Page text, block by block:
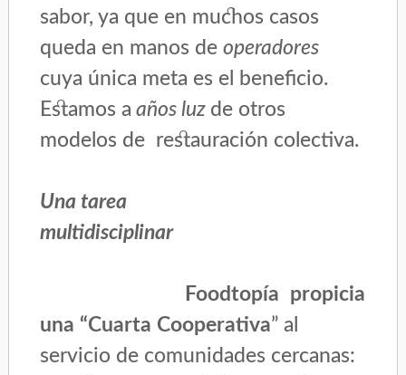
sabor, ya que en muchos casos
queda en manos deoperadores
cuya única meta es el beneficio.
Estamos a años luz de otros
modelos de restauración colectiva.
Una tarea
multidisciplinar
Foodtopía propicia
una “Cuarta Cooperativa” al
servicio de comunidades cercanas: